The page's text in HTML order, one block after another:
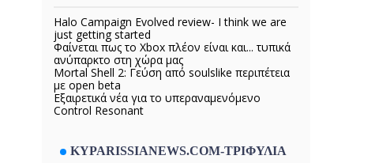
Halo Campaign Evolved review- I think we are
just getting started
Φαίνεται πως το Xbox πλέον είναι και... τυπικά
ανύπαρκτο στη χώρα μας
Mortal Shell 2: Γεύση από soulslike περιπέτεια
με open beta
Εξαιρετικά νέα για το υπεραναμενόμενο
Control Resonant
KYPARISSIANEWS.COM-ΤΡΙΦΥΛΙΑ